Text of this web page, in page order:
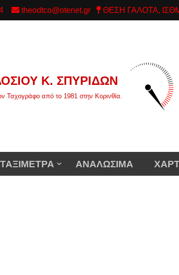
theodtco@otenet.gr ΘΕΣΗ ΓΑΛΟΤΑ,
Κ. ΣΠΥΡΙΔΩΝ
Ταχογράφο από το 1981 στην Κορινθία.
ΤΑΞΙΜΕΤΡΑ ΑΝΑΛΩΣΙΜΑ